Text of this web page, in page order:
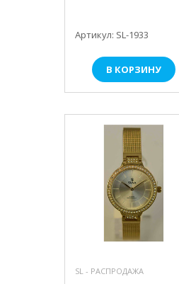
Артикул: SL-1933
В КОРЗИНУ
SL - РАСПРОДАЖА